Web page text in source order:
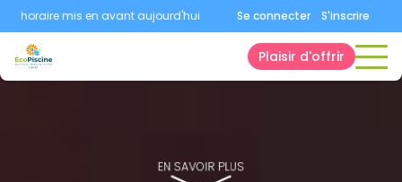
mis en avant aujourd'hui.Consultez la page horaires.
Se connecter S'inscrire
Plaisir d'offrir
EN SAVOIR PLUS